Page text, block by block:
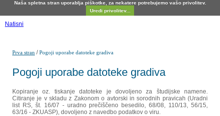
Naša spletna stran uporablja piškotke, za nekatere potrebujemo vašo privolitev.
Uredi privolitev...
Natisni
Prva stran /Pogoji uporabe datoteke gradiva
Pogoji uporabe datoteke gradiva
Kopiranje oz. tiskanje datoteke je dovoljeno za študijske namene.
Citiranje je v skladu z Zakonom o avtorski in sorodnih pravicah (Uradni
list RS, št. 16/07 - uradno prečiščeno besedilo, 68/08, 110/13, 56/15,
63/16 - ZKUASP), dovoljeno z navedbo podatkov o viru.